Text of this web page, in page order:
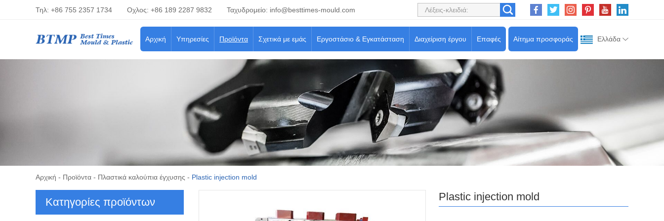
Τηλ: +86 755 2357 1734 Οχλος: +86 189 2287 9832 Ταχυδρομείο: info@besttimes-mould.com
Ελλάδα
Αίτημα προσφοράς
Αρχική Υπηρεσίες Προϊόντα Σχετικά με εμάς Εργοστάσιο & Εγκατάσταση Διαχείριση έργου Επαφές
Αρχική - Προϊόντα - Πλαστικά καλούπια έγχυσης - Plastic injection mold
Plastic injection mold
Κατηγορίες προϊόντων